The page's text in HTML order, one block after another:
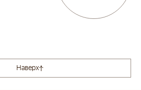
Наверх